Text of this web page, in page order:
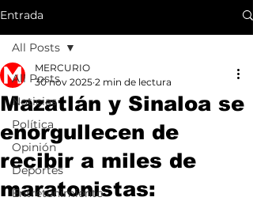
Entrada
All Posts
Noticias
Política
Opinión
Deportes
Entretenimiento
All Posts
Mazatlán y Sinaloa se
enorgullecen de
recibir a miles de
maratonistas:
MERCURIO
30 nov 2025 2 min de lectura